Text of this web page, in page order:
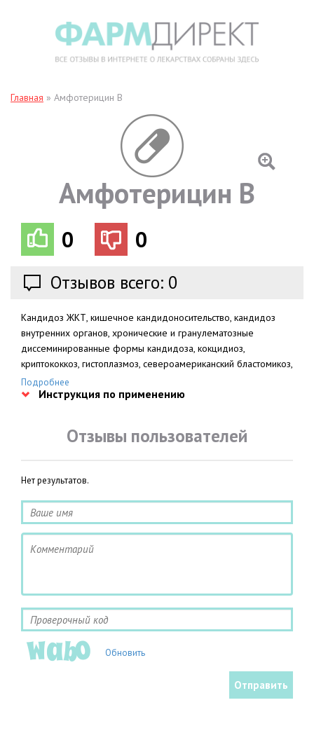
Главная » Амфотерицин B
Амфотерицин B
0 0
Отзывов всего: 0
Кандидоз ЖКТ, кишечное кандидоносительство, кандидоз
внутренних органов, хронические и гранулематозные
диссеминированные формы кандидоза, кокцидиоз,
криптококкоз, гистоплазмоз, североамериканский бластомикоз,
хромомикоз, плесневой микоз, споротрихоз.
Подробнее
Инструкция по применению
Отзывы пользователей
Нет результатов.
Обновить